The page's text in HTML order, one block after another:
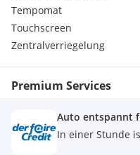
Tempomat
Touchscreen
Zentralverriegelung
Premium Services
Auto entspannt
In einer Stunde